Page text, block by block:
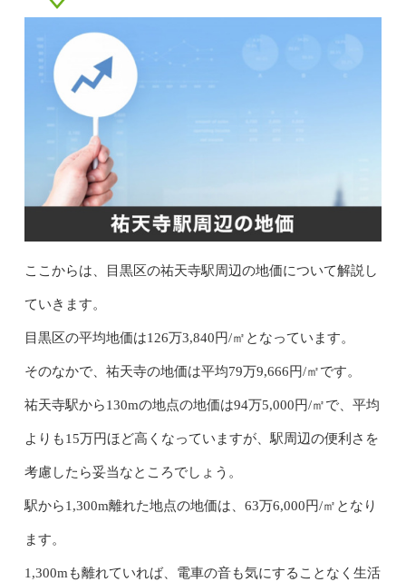
ここからは、目黒区の祐天寺駅周辺の地価について解説し
ていきます。
目黒区の平均地価は126万3,840円/㎡となっています。
そのなかで、祐天寺の地価は平均79万9,666円/㎡です。
祐天寺駅から130mの地点の地価は94万5,000円/㎡で、平均
よりも15万円ほど高くなっていますが、駅周辺の便利さを
考慮したら妥当なところでしょう。
駅から1,300m離れた地点の地価は、63万6,000円/㎡となり
ます。
1,300mも離れていれば、電車の音も気にすることなく生活